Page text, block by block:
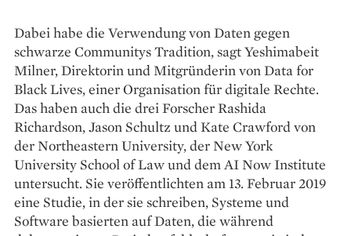
Dabei habe die Verwendung von Daten gegen
schwarze Communitys Tradition, sagt Yeshimabeit
Milner, Direktorin und Mitgründerin von Data for
Black Lives, einer Organisation für digitale Rechte.
Das haben auch die drei Forscher Rashida
Richardson, Jason Schultz und Kate Crawford von
der Northeastern University, der New York
University School of Law und dem AI Now Institute
untersucht. Sie veröffentlichten am 13. Februar 2019
eine Studie, in der sie schreiben, Systeme und
Software basierten auf Daten, die während